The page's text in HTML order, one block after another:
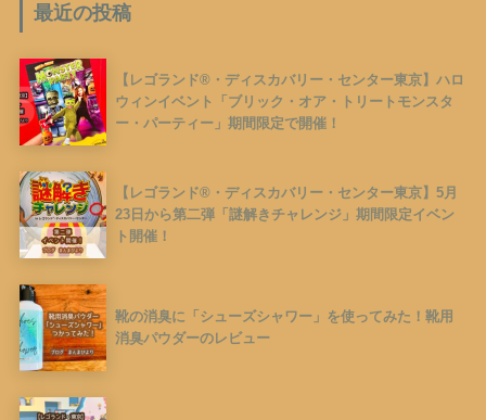
最近の投稿
【レゴランド®︎・ディスカバリー・センター東京】ハロ
ウィンイベント「ブリック・オア・トリートモンスタ
ー・パーティー」期間限定で開催！
【レゴランド®︎・ディスカバリー・センター東京】5月
23日から第二弾「謎解きチャレンジ」期間限定イベン
ト開催！
靴の消臭に「シューズシャワー」を使ってみた！靴用
消臭パウダーのレビュー